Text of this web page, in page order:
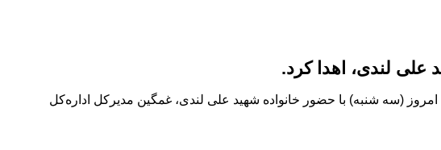
لندی، اهدا کرد.
(سه شنبه) با حضور خانواده شهید علی لندی، غمگین مدیرکل اداره‌کل